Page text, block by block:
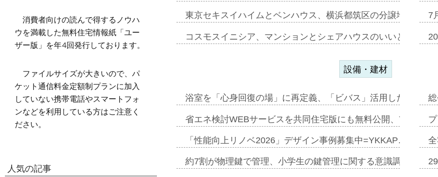
東京セキスイハイムとベンハウス、横浜都筑区の分譲地開発で
コスモスイニシア、マンションとシェアハウスのいいとこどり
7
設備・建材
浴室を「心身回復の場」に再定義、「ビバス」活用した新入浴
省エネ検討WEBサービスを共同住宅版にも無料公開、YKKAP
「性能向上リノベ2026」デザイン事例募集中=YKKAP…
約7割が物理鍵で管理、小学生の鍵管理に関する意識調査
消費者向けの読んで得するノウハ
ウを満載した無料住宅情報紙「ユー
ザー版」を年4回発行しております。
ファイルサイズが大きいので、パ
ケット通信料金定額制プランに加入
していない携帯電話やスマートフォ
ンなどを利用している方はご注意く
ださい。
人気の記事